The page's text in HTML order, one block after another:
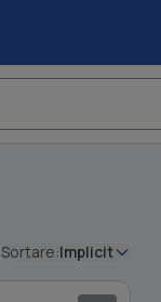
Sortare:Implicit
1
/ 20